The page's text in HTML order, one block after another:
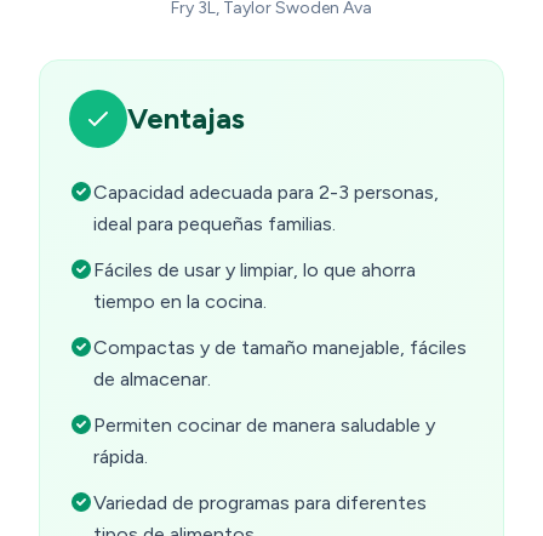
Fry 3L, Taylor Swoden Ava
Ventajas
Capacidad adecuada para 2-3 personas,
ideal para pequeñas familias.
Fáciles de usar y limpiar, lo que ahorra
tiempo en la cocina.
Compactas y de tamaño manejable, fáciles
de almacenar.
Permiten cocinar de manera saludable y
rápida.
Variedad de programas para diferentes